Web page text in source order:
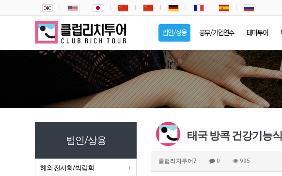
법인/상용 공무/기업연수 테마투어
태국 방콕 건강기능
클럽리치투어7 0 995
법인/상용
해외 전시회/박람회